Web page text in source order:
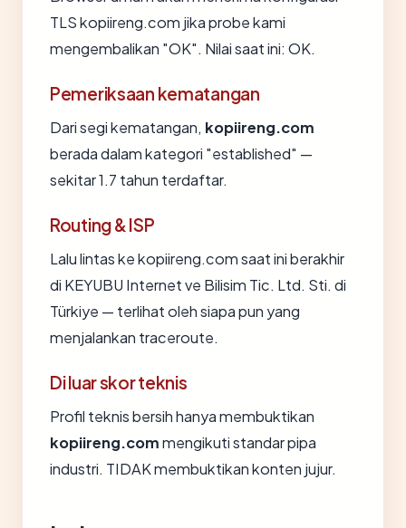
TLS kopiireng.com jika probe kami
mengembalikan "OK". Nilai saat ini: OK.
Pemeriksaan kematangan
Dari segi kematangan, kopiireng.com
berada dalam kategori "established" —
sekitar 1.7 tahun terdaftar.
Routing & ISP
Lalu lintas ke kopiireng.com saat ini berakhir
di KEYUBU Internet ve Bilisim Tic. Ltd. Sti. di
Türkiye — terlihat oleh siapa pun yang
menjalankan traceroute.
Di luar skor teknis
Profil teknis bersih hanya membuktikan
kopiireng.commengikuti standar pipa
industri. TIDAK membuktikan konten jujur.